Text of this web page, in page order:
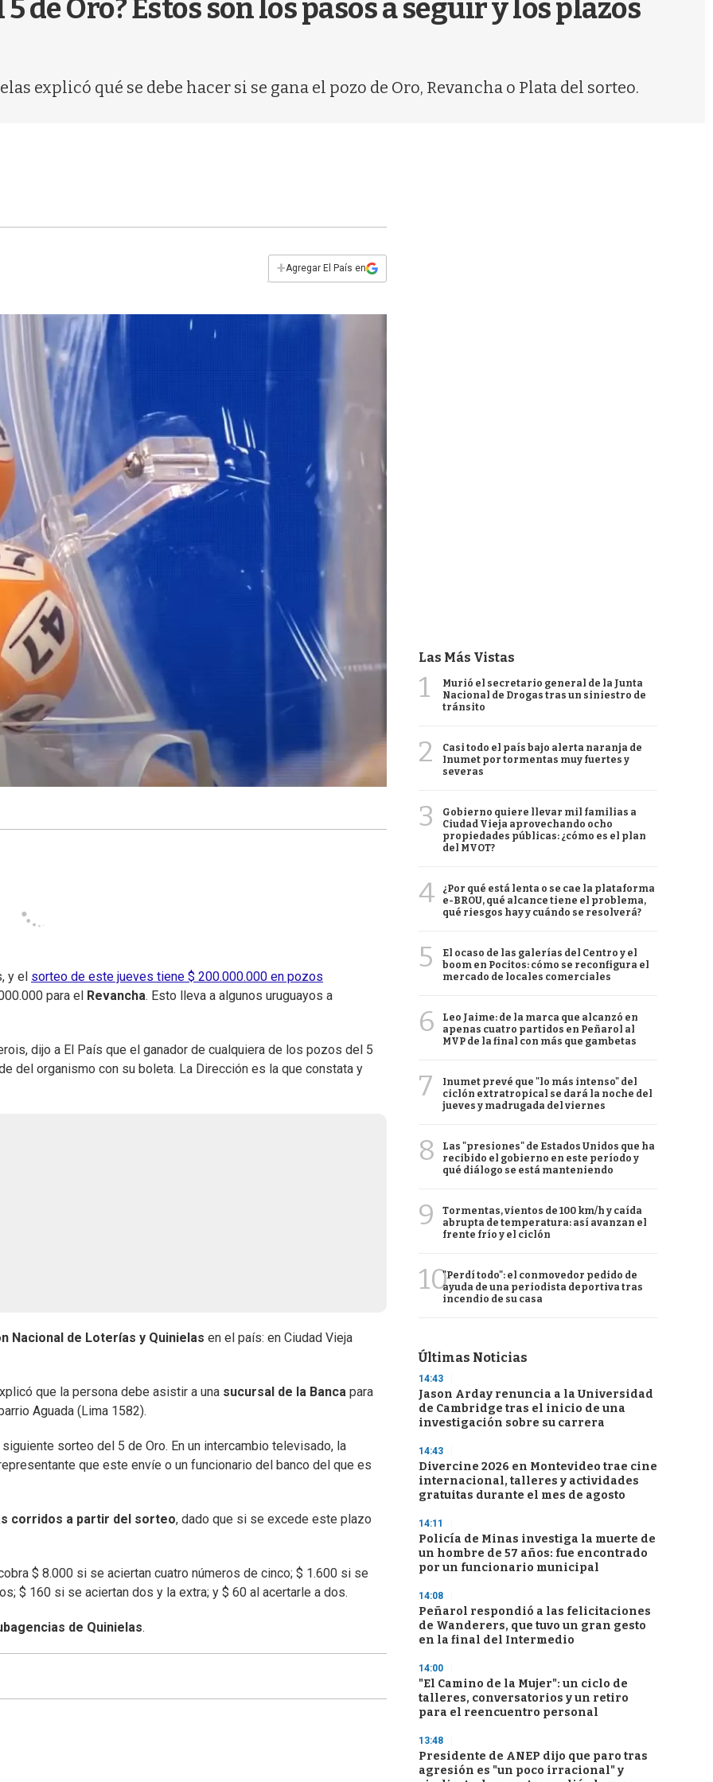
de Oro? Estos son los pasos a seguir y los plazos
explicó qué se debe hacer si se gana el pozo de Oro, Revancha o Plata del sorteo.
+Agregar El País en
y el sorteo de este jueves tiene $ 200.000.000 en pozos
para el Revancha. Esto lleva a algunos uruguayos a
dijo a El País que el ganador de cualquiera de los pozos del 5
del organismo con su boleta. La Dirección es la que constata y
Nacional de Loterías y Quinielas en el país: en Ciudad Vieja
que la persona debe asistir a una sucursal de la Banca para
Aguada (Lima 1582).
sorteo del 5 de Oro. En un intercambio televisado, la
que este envíe o un funcionario del banco del que es
corridos a partir del sorteo, dado que si se excede este plazo
$ 8.000 si se aciertan cuatro números de cinco; $ 1.600 si se
$ 160 si se aciertan dos y la extra; y $ 60 al acertarle a dos.
de Quinielas.
Las Más Vistas
1
Murió el secretario general de la Junta
Nacional de Drogas tras un siniestro de
tránsito
2
Casi todo el país bajo alerta naranja de
Inumet por tormentas muy fuertes y
severas
3
Gobierno quiere llevar mil familias a
Ciudad Vieja aprovechando ocho
propiedades públicas: ¿cómo es el plan
del MVOT?
4
¿Por qué está lenta o se cae la plataforma
e-BROU, qué alcance tiene el problema,
qué riesgos hay y cuándo se resolverá?
5
El ocaso de las galerías del Centro y el
boom en Pocitos: cómo se reconfigura el
mercado de locales comerciales
6
Leo Jaime: de la marca que alcanzó en
apenas cuatro partidos en Peñarol al
MVP de la final con más que gambetas
7
Inumet prevé que "lo más intenso" del
ciclón extratropical se dará la noche del
jueves y madrugada del viernes
8
Las "presiones" de Estados Unidos que ha
recibido el gobierno en este período y
qué diálogo se está manteniendo
9
Tormentas, vientos de 100 km/h y caída
abrupta de temperatura: así avanzan el
frente frío y el ciclón
10"Perdí todo": el conmovedor pedido de
ayuda de una periodista deportiva tras
incendio de su casa
Últimas Noticias
14:43
Jason Arday renuncia a la Universidad
de Cambridge tras el inicio de una
investigación sobre su carrera
14:43
Divercine 2026 en Montevideo trae cine
internacional, talleres y actividades
gratuitas durante el mes de agosto
14:11
Policía de Minas investiga la muerte de
un hombre de 57 años: fue encontrado
por un funcionario municipal
14:08
Peñarol respondió a las felicitaciones
de Wanderers, que tuvo un gran gesto
en la final del Intermedio
14:00
"El Camino de la Mujer": un ciclo de
talleres, conversatorios y un retiro
para el reencuentro personal
13:48
Presidente de ANEP dijo que paro tras
agresión es "un poco irracional" y